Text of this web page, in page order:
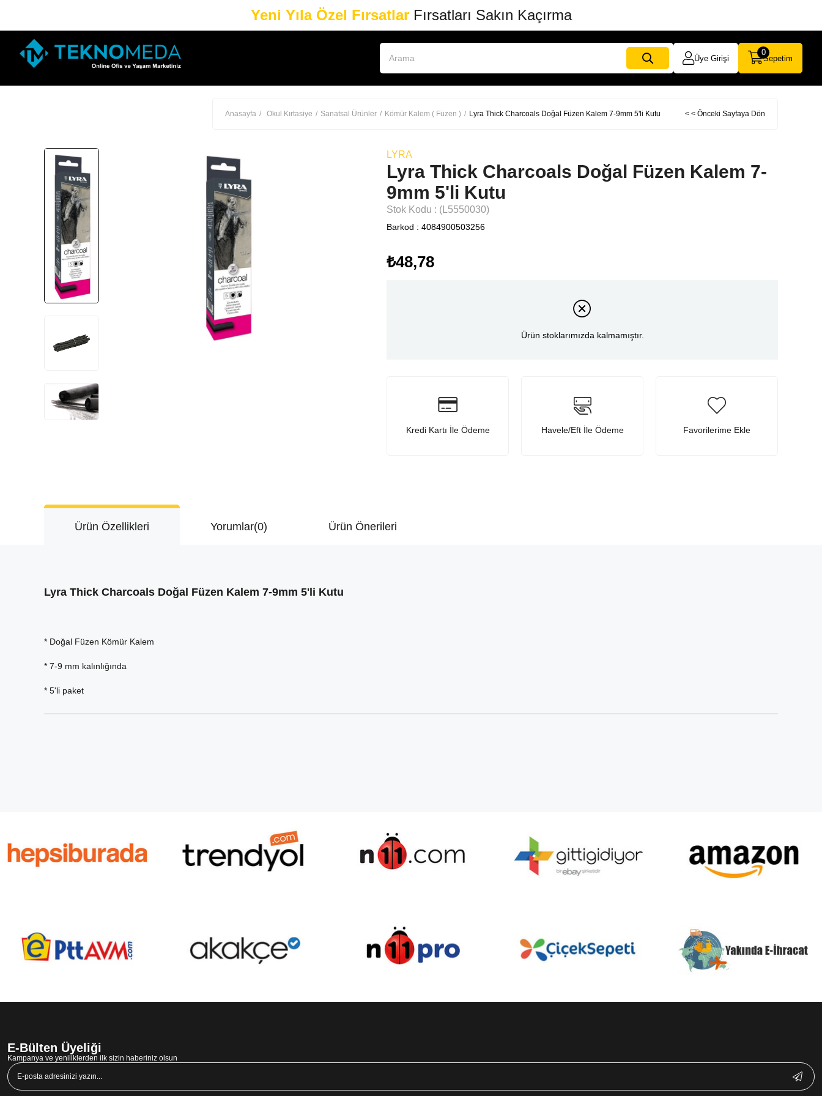
Yeni Yıla Özel FırsatlarFırsatları Sakın Kaçırma
Üye Girişi Sepetim
0
Anasayfa Okul Kırtasiye Sanatsal Ürünler Kömür Kalem ( Füzen ) Lyra Thick Charcoals Doğal Füzen Kalem 7-9mm 5'li Kutu < < Önceki Sayfaya Dön
LYRA
Lyra Thick Charcoals Doğal Füzen Kalem 7-
9mm 5'li Kutu
Stok Kodu (L5550030)
Barkod : 4084900503256
₺48,78
Ürün stoklarımızda kalmamıştır.
Kredi Kartı İle Ödeme Havele/Eft İle Ödeme Favorilerime Ekle
Ürün Özellikleri Yorumlar(0) Ürün Önerileri
Lyra Thick Charcoals Doğal Füzen Kalem 7-9mm 5'li Kutu
* Doğal Füzen Kömür Kalem
* 7-9 mm kalınlığında
* 5'li paket
E-Bülten Üyeliği
Kampanya ve yeniliklerden ilk sizin haberiniz olsun